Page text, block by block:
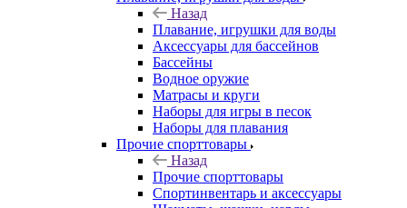
Назад
Плавание, игрушки для воды
Аксессуары для бассейнов
Бассейны
Водное оружие
Матрасы и круги
Наборы для игры в песок
Наборы для плавания
Прочие спорттовары
Назад
Прочие спорттовары
Спортинвентарь и аксессуары